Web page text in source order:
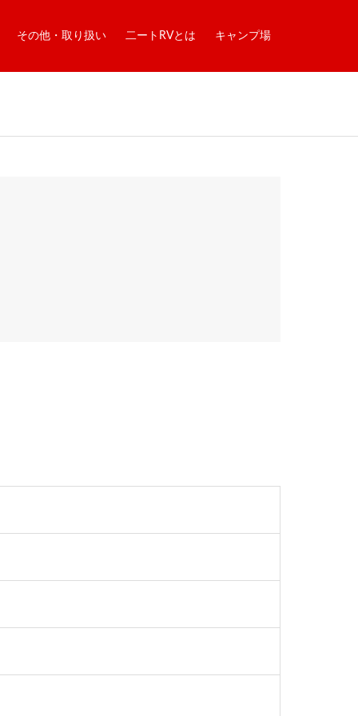
その他・取り扱い 二ートRVとは キャンプ場